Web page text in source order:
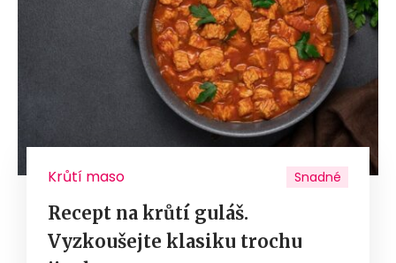
Krůtí maso Snadné
Recept na krůtí guláš.
Vyzkoušejte klasiku trochu